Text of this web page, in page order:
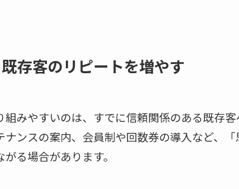
存客のリピートを増やす
組みやすいのは、すでに信頼関係のある既存
ナンスの案内、会員制や回数券の導入など、
る場合があります。